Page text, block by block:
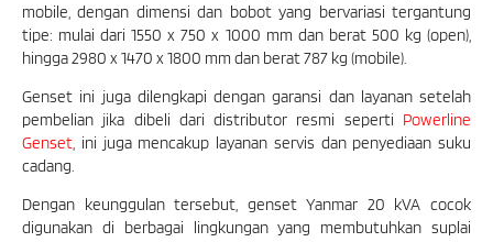
mobile, dengan dimensi dan bobot yang bervariasi tergantung
tipe: mulai dari 1550 x 750 x 1000 mm dan berat 500 kg (open),
hingga 2980 x 1470 x 1800 mm dan berat 787 kg (mobile).
Genset ini juga dilengkapi dengan garansi dan layanan setelah
pembelian jika dibeli dari distributor resmi seperti Powerline
Genset, ini juga mencakup layanan servis dan penyediaan suku
cadang.
Dengan keunggulan tersebut, genset Yanmar 20 kVA cocok
digunakan di berbagai lingkungan yang membutuhkan suplai